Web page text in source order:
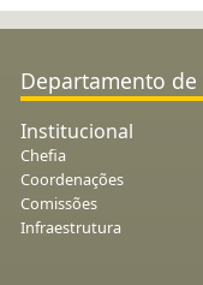
Departamento
Institucional
Chefia
Coordenações
Comissões
Infraestrutura